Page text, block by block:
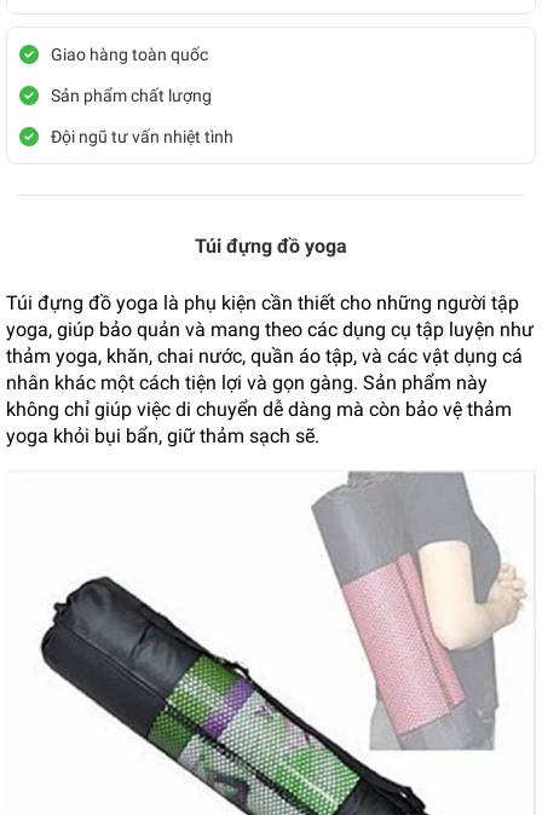
Giao hàng toàn quốc
Sản phẩm chất lượng
Đội ngũ tư vấn nhiệt tình
Túi đựng đồ yoga
Túi đựng đồ yoga là phụ kiện cần thiết cho những người tập
yoga, giúp bảo quản và mang theo các dụng cụ tập luyện như
thảm yoga, khăn, chai nước, quần áo tập, và các vật dụng cá
nhân khác một cách tiện lợi và gọn gàng. Sản phẩm này
không chỉ giúp việc di chuyển dễ dàng mà còn bảo vệ thảm
yoga khỏi bụi bẩn, giữ thảm sạch sẽ.